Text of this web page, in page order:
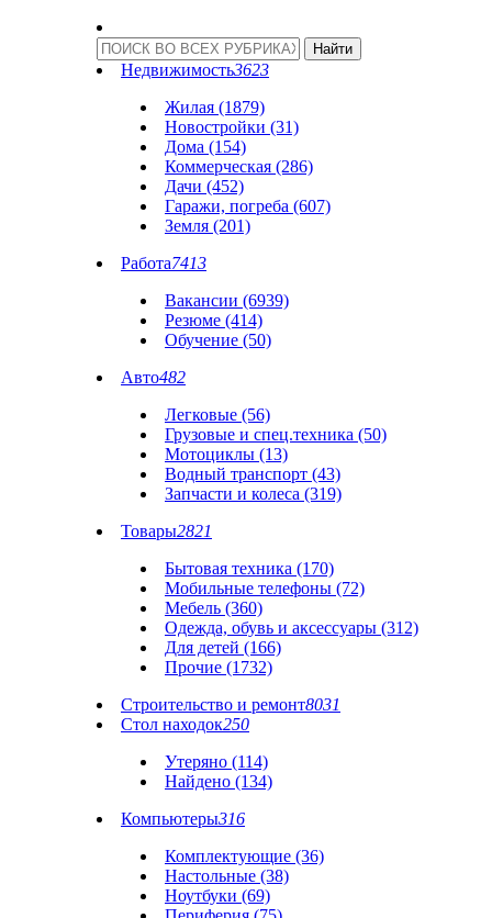
Недвижимость3623
Жилая (1879)
Новостройки (31)
Дома (154)
Коммерческая (286)
Дачи (452)
Гаражи, погреба (607)
Земля (201)
Работа7413
Вакансии (6939)
Резюме (414)
Обучение (50)
Авто482
Легковые (56)
Грузовые и спец.техника (50)
Мотоциклы (13)
Водный транспорт (43)
Запчасти и колеса (319)
Товары2821
Бытовая техника (170)
Мобильные телефоны (72)
Мебель (360)
Одежда, обувь и аксессуары (312)
Для детей (166)
Прочие (1732)
Строительство и ремонт8031
Стол находок250
Утеряно (114)
Найдено (134)
Компьютеры316
Комплектующие (36)
Настольные (38)
Ноутбуки (69)